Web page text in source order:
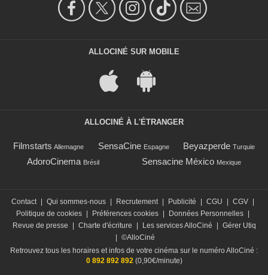
ALLOCINÉ SUR MOBILE
ALLOCINÉ À L'ÉTRANGER
Filmstarts Allemagne SensaCine Espagne Beyazperde Turquie
AdoroCinema Brésil Sensacine México Mexique
Contact Qui sommes-nous Recrutement Publicité CGU CGV
Politique de cookies
Préférences cookies Données Personnelles
Revue de presse
Charte d'écriture Les services AlloCiné
Gérer Utiq
©AlloCiné
Retrouvez tous les horaires et infos de votre cinéma sur le numéro AlloCiné :
0 892 892 892(0,90€/minute)